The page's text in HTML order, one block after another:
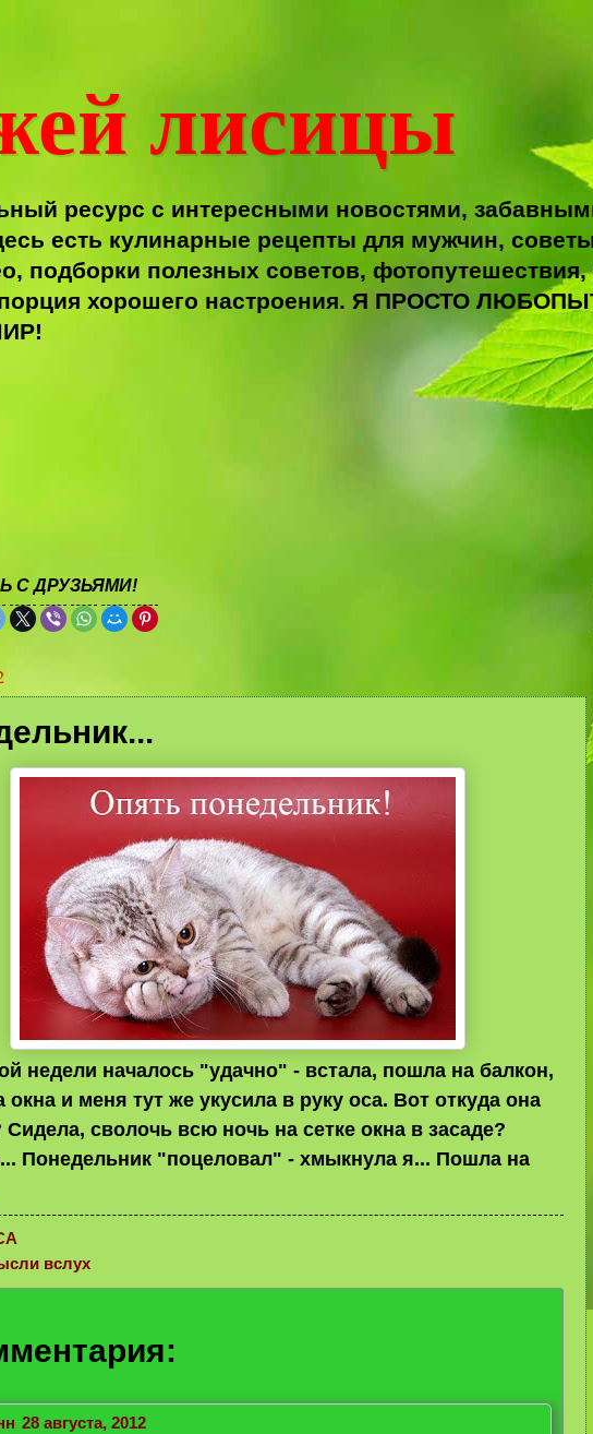
лисицы
ресурс с интересными новостями,
есть кулинарные рецепты для мужчин,
подборки полезных советов, фотопутешествия,
порция хорошего настроения. Я ПРОСТО
С ДРУЗЬЯМИ!
недели началось "удачно" - встала, пошла на балкон,
окна и меня тут же укусила в руку оса. Вот откуда она
Сидела, сволочь всю ночь на сетке окна в засаде?
Понедельник "поцеловал" - хмыкнула я... Пошла на
вслух
28 августа, 2012